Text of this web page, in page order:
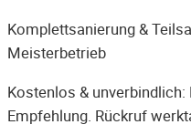
Komplettsanierung &
Meisterbetrieb
Kostenlos &
Empfehlung. Rückruf